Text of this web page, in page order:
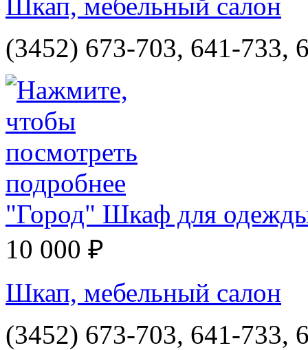
(3452) 673-703, 641-733,
"Город" Шкаф для
10 000 ₽
Шкап, мебельный салон
(3452) 673-703, 641-733,